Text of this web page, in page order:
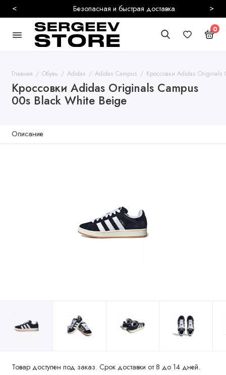
Безопасная и быстрая доставка
< >
0
Главная Обувь Adidas Adidas Campus Кроссовки Adidas Originals
Кроссовки Adidas Originals Campus
00s Black White Beige
Описание
Товар доступен под заказ. Срок доставки от 8 до 14 дней.